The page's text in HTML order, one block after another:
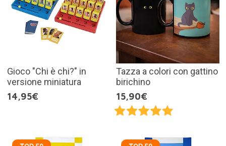
Gioco "Chi è chi?" in
versione miniatura
14,95€
Tazza a colori con gattino
birichino
15,90€